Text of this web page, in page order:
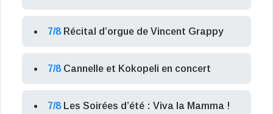
7/8 Récital d’orgue de Vincent Grappy
7/8 Cannelle et Kokopeli en concert
7/8 Les Soirées d’été : Viva la Mamma !